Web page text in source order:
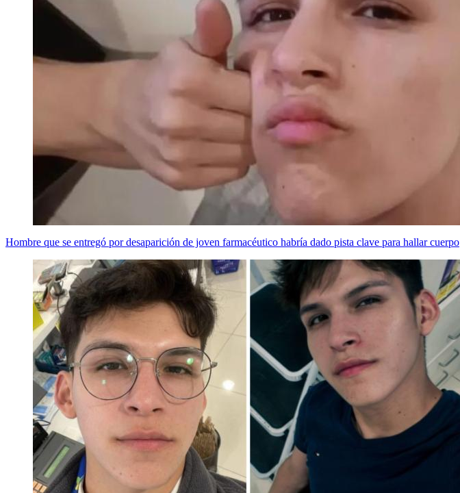
Hombre que se entregó por desaparición de joven farmacéutico habría dado pista clave para hallar cuerpo